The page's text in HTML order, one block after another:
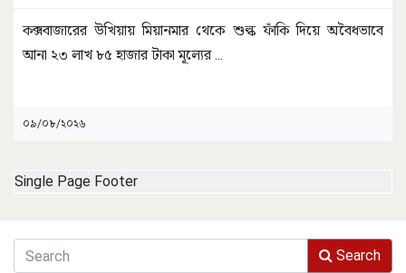
কক্সবাজারের উখিয়ায় মিয়ানমার থেকে শুল্ক ফাঁকি দিয়ে অবৈধভাবে
আনা ২৩ লাখ ৮৫ হাজার টাকা মূল্যের...
০৯/০৮/২০২৬
Single Page Footer
Search